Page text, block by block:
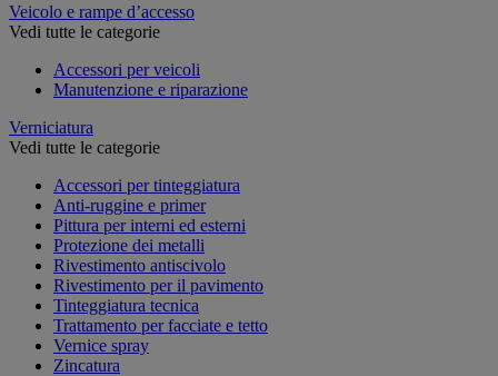
Veicolo e rampe d’accesso
Vedi tutte le categorie
Accessori per veicoli
Manutenzione e riparazione
Verniciatura
Vedi tutte le categorie
Accessori per tinteggiatura
Anti-ruggine e primer
Pittura per interni ed esterni
Protezione dei metalli
Rivestimento antiscivolo
Rivestimento per il pavimento
Tinteggiatura tecnica
Trattamento per facciate e tetto
Vernice spray
Zincatura